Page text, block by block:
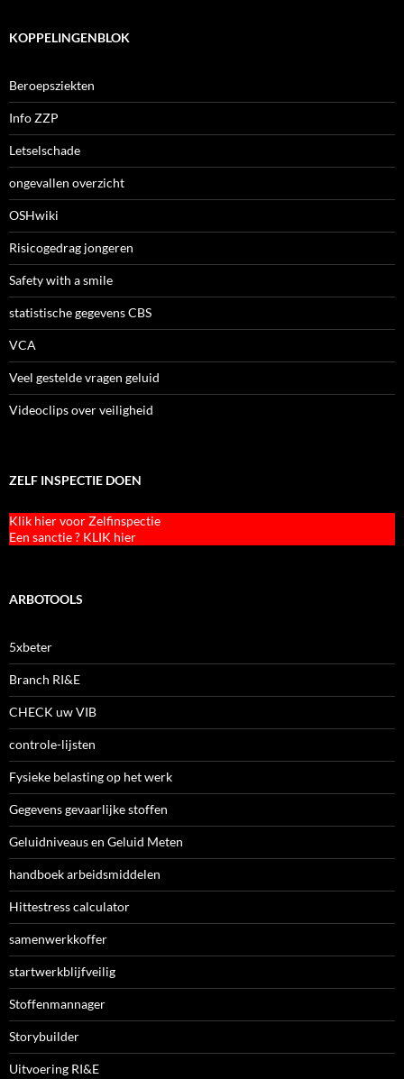
KOPPELINGENBLOK
Beroepsziekten
Info ZZP
Letselschade
ongevallen overzicht
OSHwiki
Risicogedrag jongeren
Safety with a smile
statistische gegevens CBS
VCA
Veel gestelde vragen geluid
Videoclips over veiligheid
ZELF INSPECTIE DOEN
Klik hier voor Zelfinspectie
Een sanctie ? KLIK hier
ARBOTOOLS
5xbeter
Branch RI&E
CHECK uw VIB
controle-lijsten
Fysieke belasting op het werk
Gegevens gevaarlijke stoffen
Geluidniveaus en Geluid Meten
handboek arbeidsmiddelen
Hittestress calculator
samenwerkkoffer
startwerkblijfveilig
Stoffenmannager
Storybuilder
Uitvoering RI&E